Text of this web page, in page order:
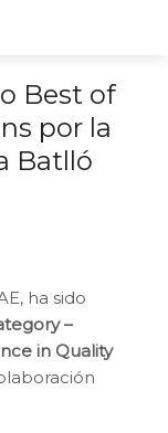
Best of
por la
Batlló
ha sido
–
in Quality